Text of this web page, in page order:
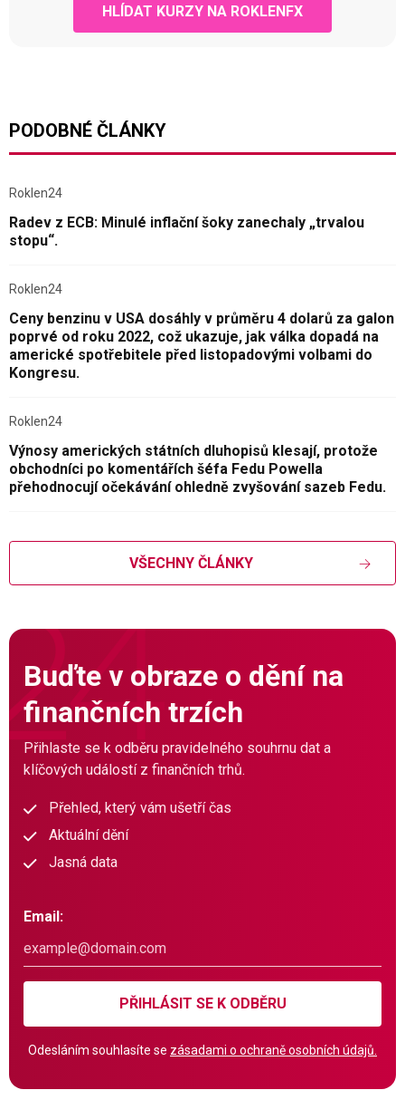
HLÍDAT KURZY NA ROKLENFX
PODOBNÉ ČLÁNKY
Roklen24
Radev z ECB: Minulé inflační šoky zanechaly „trvalou
stopu“.
Roklen24
Ceny benzinu v USA dosáhly v průměru 4 dolarů za galon
poprvé od roku 2022, což ukazuje, jak válka dopadá na
americké spotřebitele před listopadovými volbami do
Kongresu.
Roklen24
Výnosy amerických státních dluhopisů klesají, protože
obchodníci po komentářích šéfa Fedu Powella
přehodnocují očekávání ohledně zvyšování sazeb Fedu.
VŠECHNY ČLÁNKY
Buďte v obraze o dění na
finančních trzích
Přihlaste se k odběru pravidelného souhrnu dat a
klíčových událostí z finančních trhů.
Přehled, který vám ušetří čas
Aktuální dění
Jasná data
Email:
PŘIHLÁSIT SE K ODBĚRU
Odesláním souhlasíte se zásadami o ochraně osobních údajů.